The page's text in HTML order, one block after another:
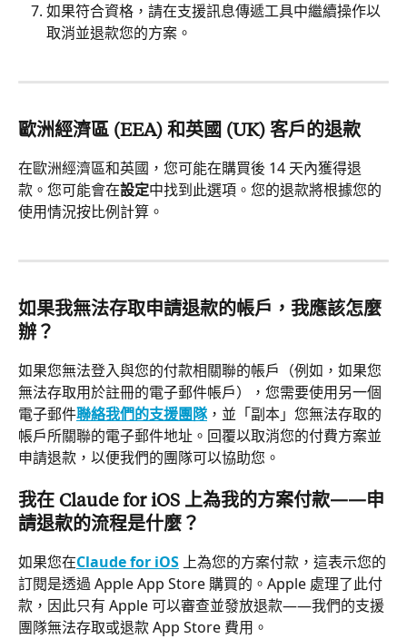
如果符合資格，請在支援訊息傳遞工具中繼續操作以
取消並退款您的方案。
歐洲經濟區 (EEA) 和英國 (UK) 客戶的退款
在歐洲經濟區和英國，您可能在購買後 14 天內獲得退
款。您可能會在設定中找到此選項。您的退款將根據您的
使用情況按比例計算。
如果我無法存取申請退款的帳戶，我應該怎麼
辦？
如果您無法登入與您的付款相關聯的帳戶（例如，如果您
無法存取用於註冊的電子郵件帳戶），您需要使用另一個
電子郵件聯絡我們的支援團隊，並「副本」您無法存取的
帳戶所關聯的電子郵件地址。回覆以取消您的付費方案並
申請退款，以便我們的團隊可以協助您。
我在 Claude for iOS 上為我的方案付款——申
請退款的流程是什麼？
如果您在Claude for iOS 上為您的方案付款，這表示您的
訂閱是透過 Apple App Store 購買的。Apple 處理了此付
款，因此只有 Apple 可以審查並發放退款——我們的支援
團隊無法存取或退款 App Store 費用。